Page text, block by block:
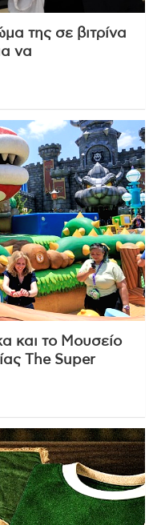
της σε βιτρίνα
να
και το Μουσείο
The Super